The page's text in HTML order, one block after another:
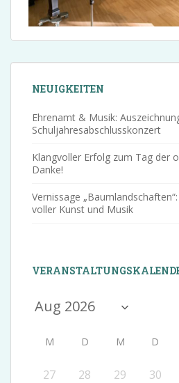
NEUIGKEITEN
Ehrenamt & Musik:
Schuljahresabschlusskonzert
Klangvoller Erfolg zum Tag der
Danke!
Vernissage
voller Kunst und Musik
M D M D
27 28 29 30